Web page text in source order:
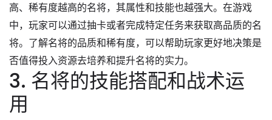
高、稀有度越高的名将，其属性和技能也越强大。在游戏
中，玩家可以通过抽卡或者完成特定任务来获取高品质的名
将。了解名将的品质和稀有度，可以帮助玩家更好地决策是
否值得投入资源去培养和提升名将的实力。
3. 名将的技能搭配和战术运
用